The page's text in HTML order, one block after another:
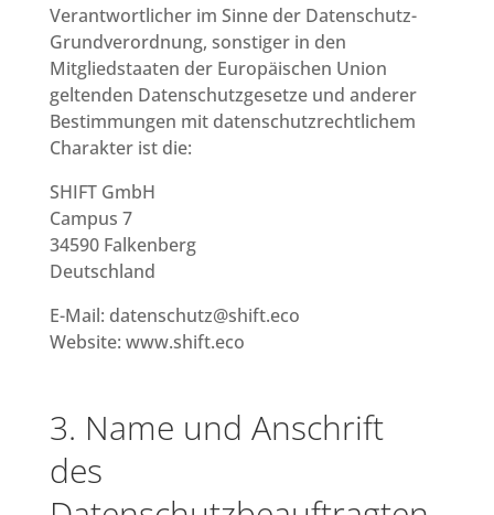
Verantwortlicher im Sinne der Datenschutz-
Grundverordnung, sonstiger in den
Mitgliedstaaten der Europäischen Union
geltenden Datenschutzgesetze und anderer
Bestimmungen mit datenschutzrechtlichem
Charakter ist die:
SHIFT GmbH
Campus 7
34590 Falkenberg
Deutschland
E-Mail: datenschutz@shift.eco
Website: www.shift.eco
3. Name und Anschrift
des